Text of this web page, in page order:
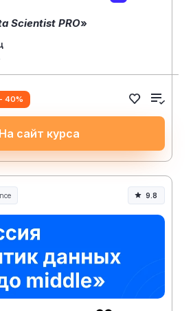
Scientist PRO»
- 40%
На сайт курса
9.8